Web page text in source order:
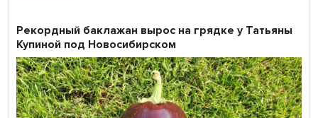
Рекордный баклажан вырос на грядке у Татьяны
Купиной под Новосибирском